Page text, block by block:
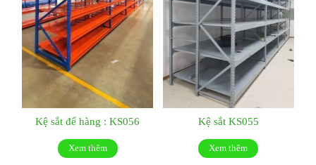
Kệ sắt để hàng : KS056
Xem thêm
Kệ sắt KS055
Xem thêm